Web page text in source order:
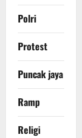
Polri
Protest
Puncak jaya
Ramp
Religi